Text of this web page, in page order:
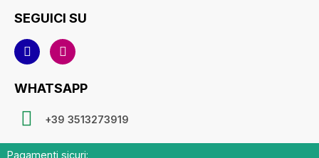
SEGUICI SU
WHATSAPP
+39 3513273919
Pagamenti sicuri: